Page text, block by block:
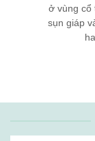
ở vùng cổ
sụn giáp